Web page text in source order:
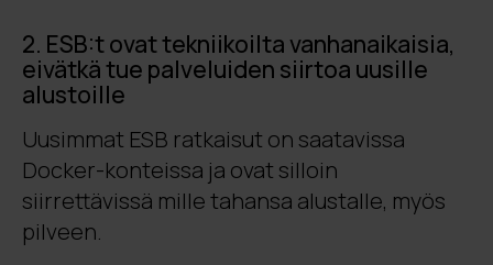
2. ESB:t ovat tekniikoilta vanhanaikaisia,
eivätkä tue palveluiden siirtoa uusille
alustoille
Uusimmat ESB ratkaisut on saatavissa
Docker-konteissa ja ovat silloin
siirrettävissä mille tahansa alustalle, myös
pilveen.